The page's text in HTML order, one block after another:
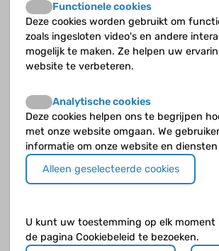
Heeft CF invloed op de menstruatie?
Heeft CF invloed op de puberteit?
Hoe vaak komt ongewenst urineverlies
Waardoor wordt ongewenst urineverlies
Waarom kun je sneller last hebben van
Wat voor klachten geeft leverfibrose?
Functionele cookies
Deze cookies worden gebruikt om
zoals ingesloten video's en andere
mogelijk te maken. Ze helpen uw
website te verbeteren.
Analytische cookies
Deze cookies helpen ons te begrijpen
met onze website omgaan. We
informatie om onze website en
Alleen geselecteerde cookies
U kunt uw toestemming op elk moment
de pagina Cookiebeleid te bezoeken.